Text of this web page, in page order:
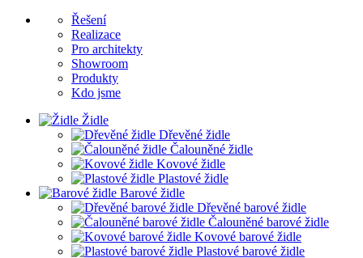
Řešení
Realizace
Pro architekty
Showroom
Produkty
Kdo jsme
Židle
Dřevěné židle
Čalouněné židle
Kovové židle
Plastové židle
Barové židle
Dřevěné barové židle
Čalouněné barové židle
Kovové barové židle
Plastové barové židle